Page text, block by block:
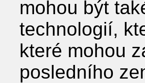
mohou být
technologií,
které mohou
posledního